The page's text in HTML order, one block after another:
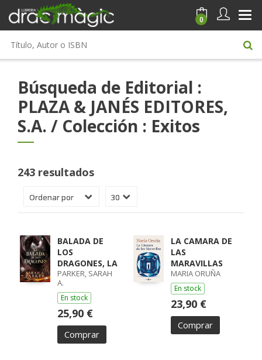
0
Búsqueda de Editorial :
PLAZA & JANÉS EDITORES,
S.A. / Colección : Exitos
243 resultados
BALADA DE
LOS
DRAGONES, LA
PARKER, SARAH
A.
En stock
25,90 €
Comprar
LA CAMARA DE
LAS
MARAVILLAS
MARIA ORUÑA
En stock
23,90 €
Comprar